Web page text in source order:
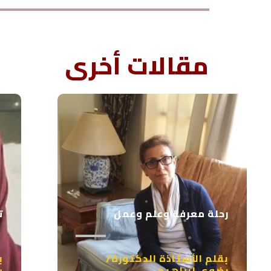
مقالات أخرى
رحلة معرفة وعلم وعمل
بقلم الأستاذة الدكتورة/